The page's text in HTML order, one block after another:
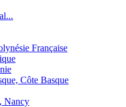
Française
Côte Basque
Nancy